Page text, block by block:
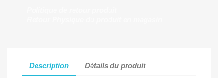
Description Détails du produit